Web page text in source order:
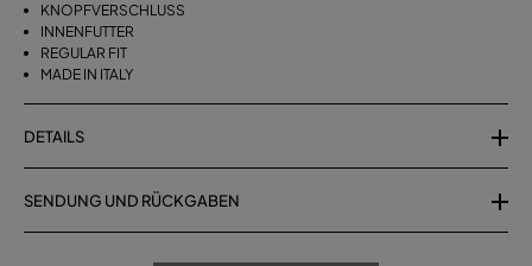
KNOPFVERSCHLUSS
INNENFUTTER
REGULAR FIT
MADE IN ITALY
DETAILS
SENDUNG UND RÜCKGABEN